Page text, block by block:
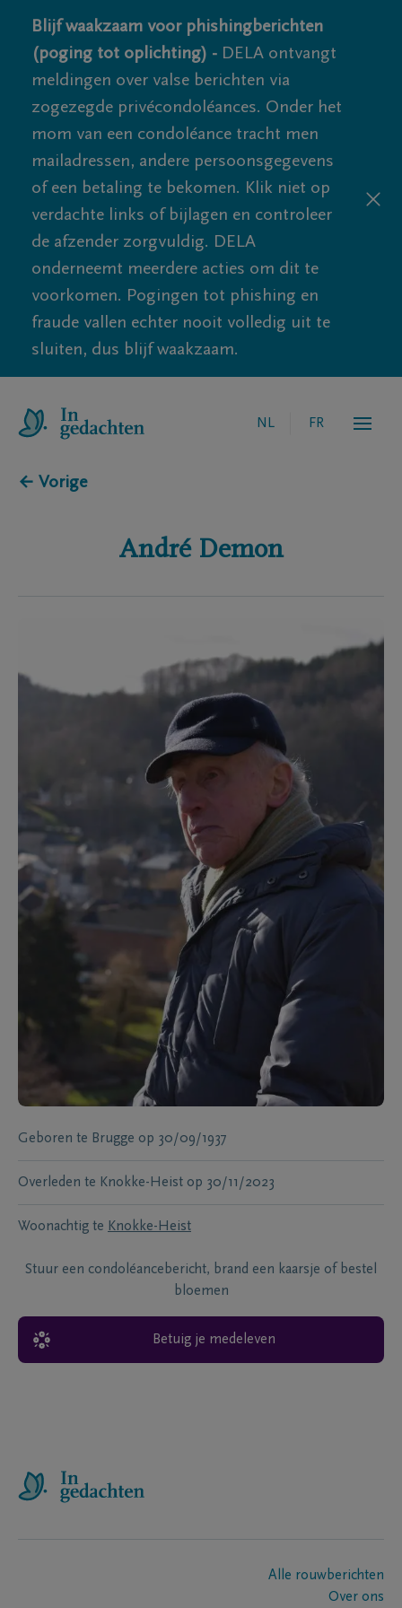
Blijf waakzaam voor phishingberichten
(poging tot oplichting) - DELA ontvangt
meldingen over valse berichten via
zogezegde privécondoléances. Onder het
mom van een condoléance tracht men
mailadressen, andere persoonsgegevens
of een betaling te bekomen. Klik niet op
verdachte links of bijlagen en controleer
de afzender zorgvuldig. DELA
onderneemt meerdere acties om dit te
voorkomen. Pogingen tot phishing en
fraude vallen echter nooit volledig uit te
sluiten, dus blijf waakzaam.
NL FR
← Vorige
André Demon
Geboren te Brugge op 30/09/1937
Overleden te Knokke-Heist op 30/11/2023
Woonachtig te Knokke-Heist
Stuur een condoléancebericht, brand een kaarsje of bestel
bloemen
Betuig je medeleven
Alle rouwberichten
Over ons